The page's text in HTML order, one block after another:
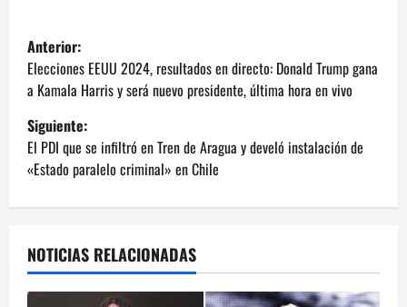
N
a
v
e
c
Anterior:
Elecciones EEUU 2024, resultados en directo: Donald Trump gana
a Kamala Harris y será nuevo presidente, última hora en vivo
Siguiente:
El PDI que se infiltró en Tren de Aragua y develó instalación de
«Estado paralelo criminal» en Chile
NOTICIAS RELACIONADAS